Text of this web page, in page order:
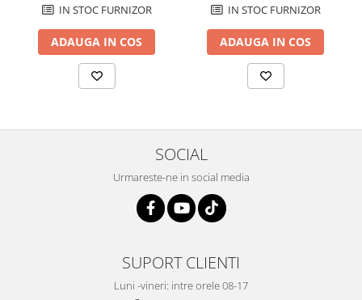
IN STOC FURNIZOR
ADAUGA IN COS
IN STOC FURNIZOR
ADAUGA IN COS
SOCIAL
Urmareste-ne in social media
SUPORT CLIENTI
Luni -vineri: intre orele 08-17